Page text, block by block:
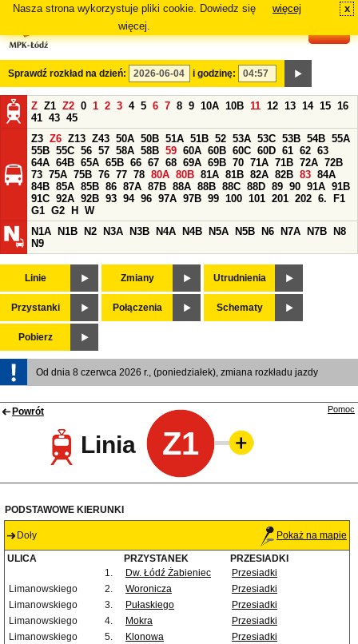
Nasza strona wykorzystuje pliki cookie. Dowiedz się
więcej.
więcej x
Sprawdź rozkład na dzień: i godzinę:
Z Z1 Z2 0 1 2 3 4 5 6 7 8 9 10A 10B 11 12 13 14 15 16
41 43 45
Z3 Z6 Z13 Z43 50A 50B 51A 51B 52 53A 53C 53B 54B 55A
55B 55C 56 57 58A 58B 59 60A 60B 60C 60D 61 62 63
64A 64B 65A 65B 66 67 68 69A 69B 70 71A 71B 72A 72B
73 75A 75B 76 77 78 80A 80B 81A 81B 82A 82B 83 84A
84B 85A 85B 86 87A 87B 88A 88B 88C 88D 89 90 91A 91B
91C 92A 92B 93 94 96 97A 97B 99 100 101 201 202 6.
F1
G1 G2 H
W
N1A
N1B N2 N3A N3B N4A N4B N5A N5B N6 N7A N7B
N8
N9
Linie Zmiany Utrudnienia
Przystanki Połączenia Schematy
Pobierz
Od dnia 8 czerwca 2026 r., (poniedziałek), zmiana rozkładu jazdy
Powrót
Linia Z1
Pomoc
PODSTAWOWE KIERUNKI
Doły Pokaż na mapie
ULICA PRZYSTANEK
PRZESIADKI
1.
Dw. Łódź Żabieniec
Przesiadki
Limanowskiego
2. Woronicza
Przesiadki
Limanowskiego
3. Pułaskiego
Przesiadki
Limanowskiego
4. Mokra
Przesiadki
Limanowskiego
5. Klonowa
Przesiadki